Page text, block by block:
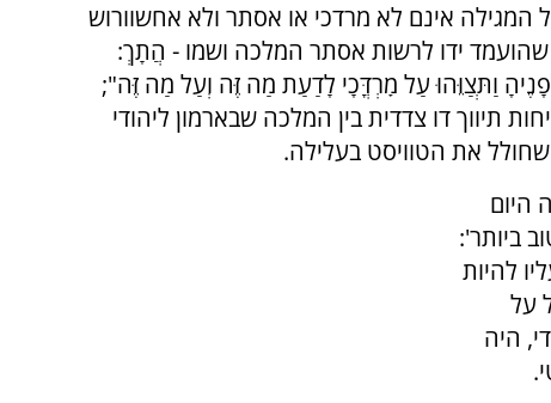
המגילה אינם לא מרדכי או אסתר ולא אחשוורוש
ידו לרשות אסתר המלכה ושמו - הֲתָךְ:
וַתְּצַוֵּהוּ עַל מׇרְדֳּכָי לָדַעַת מַה זֶּה וְעַל מַה זֶּה";
תיווך דו צדדית בין המלכה שבארמון ליהודי
את הטוויסט בעלילה.
היום
ביותר':
להיות
על
היה